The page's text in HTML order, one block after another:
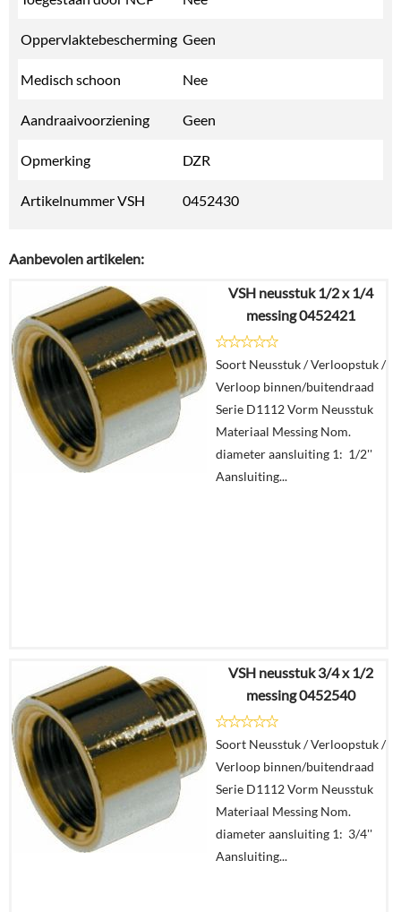
Oppervlaktebescherming Geen
Medisch schoon Nee
Aandraaivoorziening Geen
Opmerking DZR
Artikelnummer VSH 0452430
Aanbevolen artikelen:
VSH neusstuk 1/2 x 1/4
messing 0452421
Soort Neusstuk / Verloopstuk /
Verloop binnen/buitendraad
Serie D1112 Vorm Neusstuk
Materiaal Messing Nom.
diameter aansluiting 1: 1/2''
Aansluiting...
€10,67
€7,77
Details
In
winkelmand
VSH neusstuk 3/4 x 1/2
messing 0452540
Soort Neusstuk / Verloopstuk /
Verloop binnen/buitendraad
Serie D1112 Vorm Neusstuk
Materiaal Messing Nom.
diameter aansluiting 1: 3/4''
Aansluiting...